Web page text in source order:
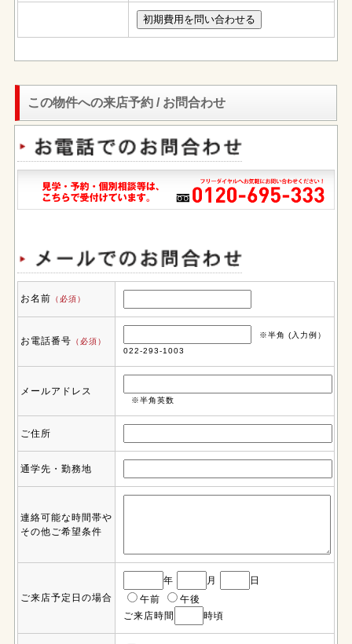
この物件への来店予約 / お問合わせ
お名前 （必須）
お電話番号 （必須）
※半角 (入力例）
022-293-1003
メールアドレス
※半角英数
ご住所
通学先・勤務地
連絡可能な時間帯や
その他ご希望条件
ご来店予定日の場合
年 月
日
午前
午後
ご来店時間
時頃